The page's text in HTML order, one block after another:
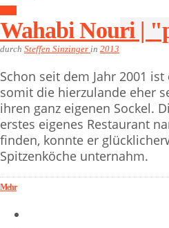
Wahabi Nouri |
durch Steffen Sinzinger in 2013
Schon seit dem Jahr 2001
somit die hierzulande eher
ihren ganz eigenen Sockel.
erstes eigenes Restaurant
finden, konnte er
Spitzenköche unternahm.
Mehr